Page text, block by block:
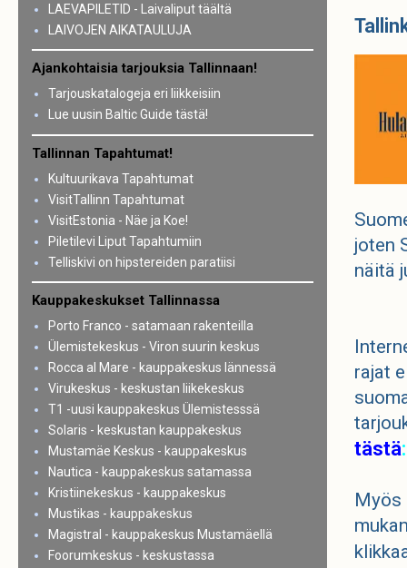
joten
näitä
rajat
tästä:
Myös
LAEVAPILETID - Laivaliput täältä
LAIVOJEN AIKATAULUJA
Ajankohtaisia tarjouksia Tallinnaan!
Tarjouskatalogeja eri liikkeisiin
Lue uusin Baltic Guide tästä!
Tallinnan Tapahtumat!
Kultuurikava Tapahtumat
VisitTallinn Tapahtumat
VisitEstonia - Näe ja Koe!
Piletilevi Liput Tapahtumiin
Telliskivi on hipstereiden paratiisi
Kauppakeskukset Tallinnassa
Porto Franco - satamaan rakenteilla
Ülemistekeskus - Viron suurin keskus
Rocca al Mare - kauppakeskus lännessä
Virukeskus - keskustan liikekeskus
T1 -uusi kauppakeskus Ülemistesssä
Solaris - keskustan kauppakeskus
Mustamäe Keskus - kauppakeskus
Nautica - kauppakeskus satamassa
Kristiinekeskus - kauppakeskus
Mustikas - kauppakeskus
Magistral - kauppakeskus Mustamäellä
Foorumkeskus - keskustassa